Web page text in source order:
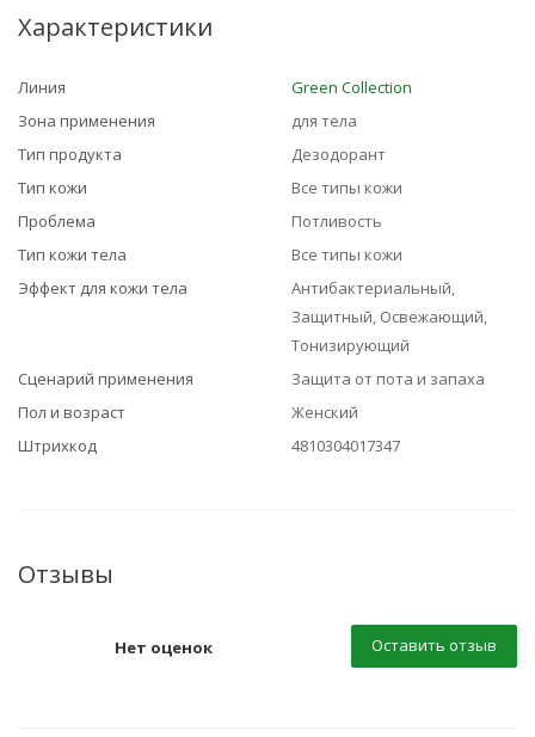
Характеристики
Линия
Green Collection
Зона применения
для тела
Тип продукта
Дезодорант
Тип кожи
Все типы кожи
Проблема
Потливость
Тип кожи тела
Все типы кожи
Эффект для кожи тела
Антибактериальный,
Защитный, Освежающий,
Тонизирующий
Сценарий применения
Защита от пота и запаха
Пол и возраст
Женский
Штрихкод
4810304017347
Отзывы
Нет оценок Оставить отзыв